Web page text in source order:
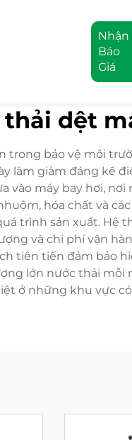
Nhận
Báo
Giá
thải dệt
trong bảo vệ môi
làm giảm đáng kể
máy bay hơi, nơi
hóa chất và
trình sản xuất. Hệ
và chi phí vận
tiên tiến đảm bảo
lớn nước thải mỗi
ở những khu vực